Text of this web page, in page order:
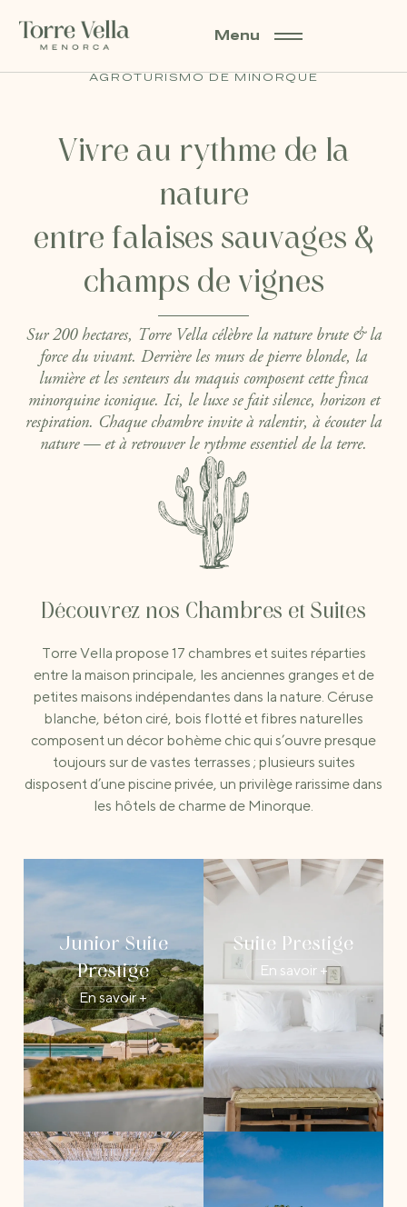
Menu
AGROTURISMO DE MINORQUE
Vivre au rythme de la
nature
entre falaises sauvages &
champs de vignes
Sur 200 hectares, Torre Vella célèbre la nature brute & la
force du vivant. Derrière les murs de pierre blonde, la
lumière et les senteurs du maquis composent cette finca
minorquine iconique. Ici, le luxe se fait silence, horizon et
respiration. Chaque chambre invite à ralentir, à écouter la
nature — et à retrouver le rythme essentiel de la terre.
Découvrez nos Chambres et Suites
Torre Vella propose 17 chambres et suites réparties
entre la maison principale, les anciennes granges et de
petites maisons indépendantes dans la nature. Céruse
blanche, béton ciré, bois flotté et fibres naturelles
composent un décor bohème chic qui s’ouvre presque
toujours sur de vastes terrasses ; plusieurs suites
disposent d’une piscine privée, un privilège rarissime dans
les hôtels de charme de Minorque.
Junior Suite
Prestige
En savoir +
Suite Prestige
En savoir +